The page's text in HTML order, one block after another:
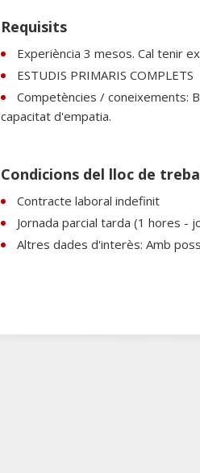
Requisits
Experiència 3 mesos. Cal tenir
ESTUDIS PRIMARIS COMPLETS
Competències / coneixements:
capacitat d'empatia.
Condicions del lloc de
Contracte laboral indefinit
Jornada parcial tarda (1 hores -
Altres dades d'interès: Amb